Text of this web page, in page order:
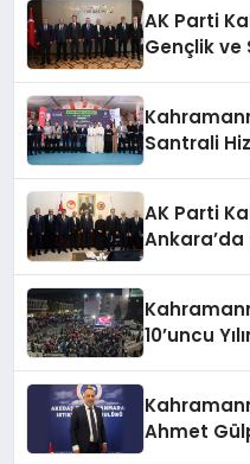
AK Parti
Gençlik ve
Santrali
AK Parti
10’uncu
Ahmet